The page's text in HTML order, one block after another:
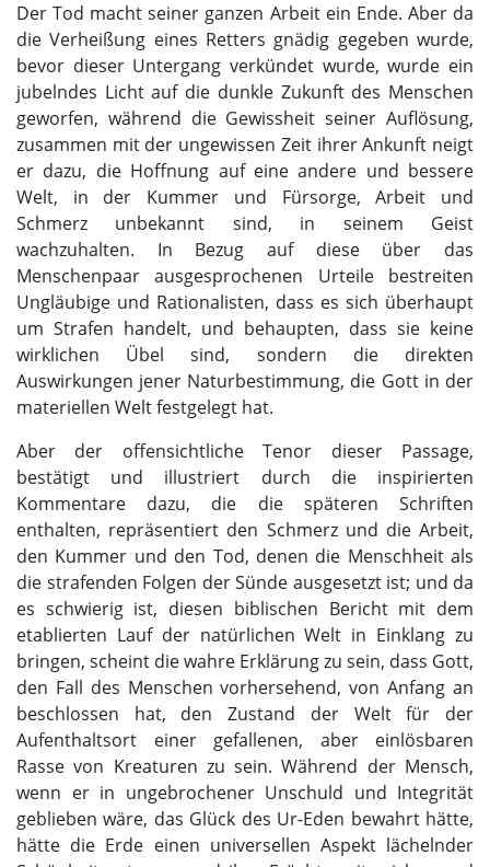
Der Tod macht seiner ganzen Arbeit ein Ende. Aber da
die Verheißung eines Retters gnädig gegeben wurde,
bevor dieser Untergang verkündet wurde, wurde ein
jubelndes Licht auf die dunkle Zukunft des Menschen
geworfen, während die Gewissheit seiner Auflösung,
zusammen mit der ungewissen Zeit ihrer Ankunft neigt
er dazu, die Hoffnung auf eine andere und bessere
Welt, in der Kummer und Fürsorge, Arbeit und
Schmerz unbekannt sind, in seinem Geist
wachzuhalten. In Bezug auf diese über das
Menschenpaar ausgesprochenen Urteile bestreiten
Ungläubige und Rationalisten, dass es sich überhaupt
um Strafen handelt, und behaupten, dass sie keine
wirklichen Übel sind, sondern die direkten
Auswirkungen jener Naturbestimmung, die Gott in der
materiellen Welt festgelegt hat.
Aber der offensichtliche Tenor dieser Passage,
bestätigt und illustriert durch die inspirierten
Kommentare dazu, die die späteren Schriften
enthalten, repräsentiert den Schmerz und die Arbeit,
den Kummer und den Tod, denen die Menschheit als
die strafenden Folgen der Sünde ausgesetzt ist; und da
es schwierig ist, diesen biblischen Bericht mit dem
etablierten Lauf der natürlichen Welt in Einklang zu
bringen, scheint die wahre Erklärung zu sein, dass Gott,
den Fall des Menschen vorhersehend, von Anfang an
beschlossen hat, den Zustand der Welt für der
Aufenthaltsort einer gefallenen, aber einlösbaren
Rasse von Kreaturen zu sein. Während der Mensch,
wenn er in ungebrochener Unschuld und Integrität
geblieben wäre, das Glück des Ur-Eden bewahrt hätte,
hätte die Erde einen universellen Aspekt lächelnder